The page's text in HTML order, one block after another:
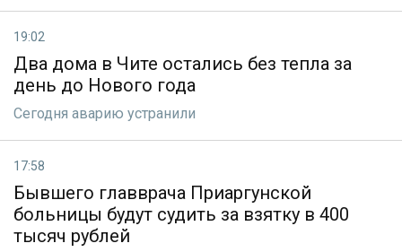
19:02
Два дома в Чите остались без тепла за
день до Нового года
Сегодня аварию устранили
17:58
Бывшего главврача Приаргунской
больницы будут судить за взятку в 400
тысяч рублей